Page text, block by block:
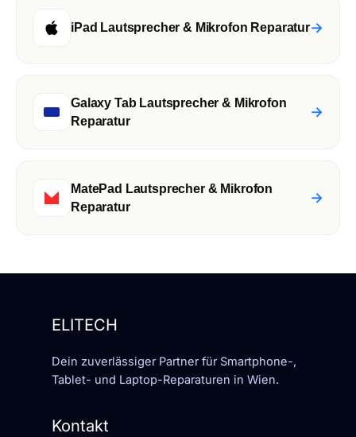
iPad Lautsprecher & Mikrofon Reparatur→
Galaxy Tab Lautsprecher & Mikrofon
Reparatur
→
MatePad Lautsprecher & Mikrofon
Reparatur
→
ELITECH
Dein zuverlässiger Partner für Smartphone-,
Tablet- und Laptop-Reparaturen in Wien.
Kontakt